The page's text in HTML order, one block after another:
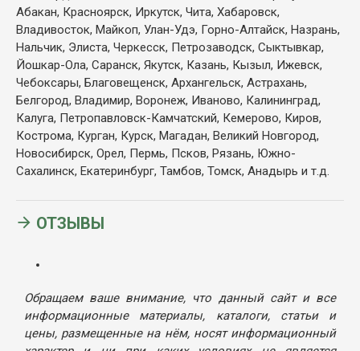
Абакан, Красноярск, Иркутск, Чита, Хабаровск,
Владивосток, Майкоп, Улан-Удэ, Горно-Алтайск, Назрань,
Нальчик, Элиста, Черкесск, Петрозаводск, Сыктывкар,
Йошкар-Ола, Саранск, Якутск, Казань, Кызыл, Ижевск,
Чебоксары, Благовещенск, Архангельск, Астрахань,
Белгород, Владимир, Воронеж, Иваново, Калининград,
Калуга, Петропавловск-Камчатский, Кемерово, Киров,
Кострома, Курган, Курск, Магадан, Великий Новгород,
Новосибирск, Орел, Пермь, Псков, Рязань, Южно-
Сахалинск, Екатеринбург, Тамбов, Томск, Анадырь и т.д.
ОТЗЫВЫ
Обращаем ваше внимание, что данный сайт и все
информационные материалы, каталоги, статьи и
цены, размещенные на нём, носят информационный